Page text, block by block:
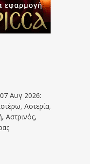
Αυγ 2026:
Αστερία,
Αστρινός,